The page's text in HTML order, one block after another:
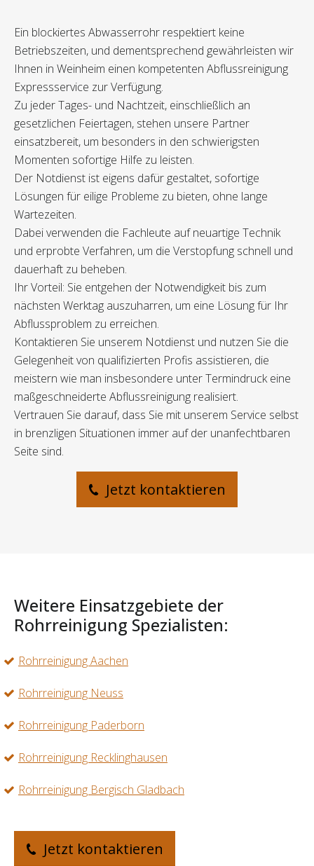
Ein blockiertes Abwasserrohr respektiert keine
Betriebszeiten, und dementsprechend gewährleisten wir
Ihnen in Weinheim einen kompetenten Abflussreinigung
Expressservice zur Verfügung.
Zu jeder Tages- und Nachtzeit, einschließlich an
gesetzlichen Feiertagen, stehen unsere Partner
einsatzbereit, um besonders in den schwierigsten
Momenten sofortige Hilfe zu leisten.
Der Notdienst ist eigens dafür gestaltet, sofortige
Lösungen für eilige Probleme zu bieten, ohne lange
Wartezeiten.
Dabei verwenden die Fachleute auf neuartige Technik
und erprobte Verfahren, um die Verstopfung schnell und
dauerhaft zu beheben.
Ihr Vorteil: Sie entgehen der Notwendigkeit bis zum
nächsten Werktag auszuharren, um eine Lösung für Ihr
Abflussproblem zu erreichen.
Kontaktieren Sie unserem Notdienst und nutzen Sie die
Gelegenheit von qualifizierten Profis assistieren, die
meistern wie man insbesondere unter Termindruck eine
maßgeschneiderte Abflussreinigung realisiert.
Vertrauen Sie darauf, dass Sie mit unserem Service selbst
in brenzligen Situationen immer auf der unanfechtbaren
Seite sind.
Jetzt kontaktieren
Weitere Einsatzgebiete der
Rohrreinigung Spezialisten:
Rohrreinigung Aachen
Rohrreinigung Neuss
Rohrreinigung Paderborn
Rohrreinigung Recklinghausen
Rohrreinigung Bergisch Gladbach
Jetzt kontaktieren